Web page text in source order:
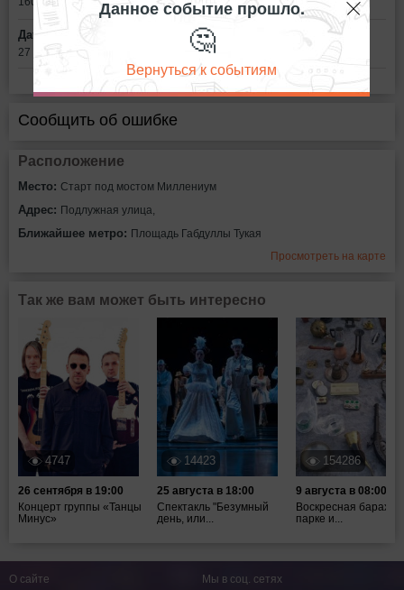
Дата:
27 июля в 22:45
Сообщить об ошибке
Расположение
Место: Старт под мостом Миллениум
Адрес: Подлужная улица,
Ближайшее метро: Площадь Габдуллы Тукая
Просмотреть на карте
Так же вам может быть интересно
4747
26 сентября в 19:00
Концерт группы «Танцы
Минус»
14423
25 августа в 18:00
Спектакль "Безумный
день, или...
154286
9 августа в 08:00
Воскресная
парке и...
Данное событие прошло.
🤔
Вернуться к событиям
О сайте Мы в соц. сетях